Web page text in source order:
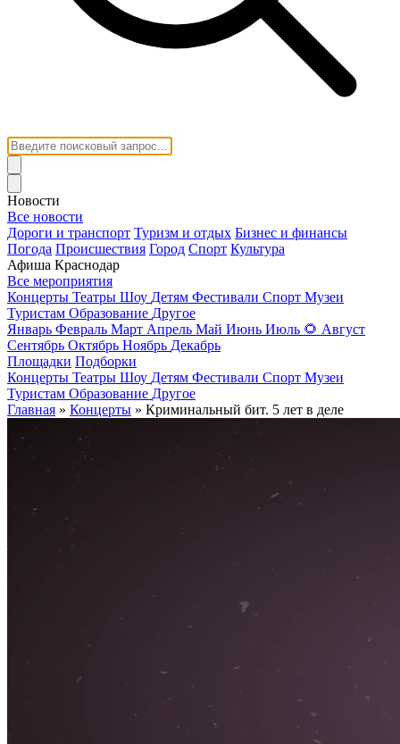
Новости
Все новости
Дороги и транспорт Туризм и отдых Бизнес и финансы
Погода Происшествия Город Спорт Культура
Афиша Краснодар
Все мероприятия
Концерты Театры Шоу Детям Фестивали Спорт Музеи
Туристам Образование Другое
Январь Февраль Март Апрель Май Июнь Июль 🌻 Август
Сентябрь Октябрь Ноябрь Декабрь
Площадки Подборки
Концерты Театры Шоу Детям Фестивали Спорт Музеи
Туристам Образование Другое
Главная » Концерты » Криминальный бит. 5 лет в деле